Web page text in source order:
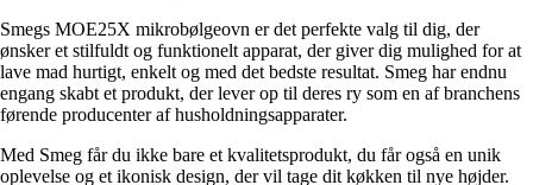
Smegs MOE25X mikrobølgeovn er det perfekte valg til dig, der
ønsker et stilfuldt og funktionelt apparat, der giver dig mulighed for at
lave mad hurtigt, enkelt og med det bedste resultat. Smeg har endnu
engang skabt et produkt, der lever op til deres ry som en af branchens
førende producenter af husholdningsapparater.
Med Smeg får du ikke bare et kvalitetsprodukt, du får også en unik
oplevelse og et ikonisk design, der vil tage dit køkken til nye højder.